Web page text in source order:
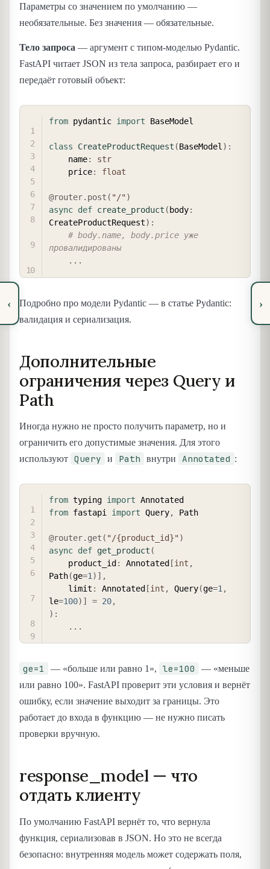
‹
Параметры со значением по умолчанию —
необязательные. Без значения — обязательные.
Тело запроса — аргумент с типом-моделью Pydantic.
FastAPI читает JSON из тела запроса, разбирает его и
передаёт готовый объект:
from pydantic import BaseModel
class CreateProductRequest (BaseModel) :
    name
:
str
    price
: float
@router. post ( "/")
async def create_product ( body:
CreateProductRequest) :
# body.name, body.price уже
провалидированы
. . .
Подробно про модели Pydantic — в статье Pydantic:
валидация и сериализация.
Дополнительные
ограничения через Query и
Path
Иногда нужно не просто получить параметр, но и
ограничить его допустимые значения. Для этого
используют Query и Path внутри Annotated :
from typing import
from fastapi import Query, Path
@router. get ( "/{product_id}")
async def get_product (
    product_id
: Annotated [int ,
Path(ge=1 ) ] ,
    limit
: Annotated [int , Query(ge=1 ,
le=100) ] = 20,
) :
. . .
ge=1 — «больше или равно 1», le=100
— «меньше
или равно 100». FastAPI проверит эти условия и вернёт
ошибку, если значение выходит за границы. Это
работает до входа в функцию — не нужно писать
проверки вручную.
response_model — что
отдать клиенту
По умолчанию FastAPI вернёт то, что вернула
функция, сериализовав в JSON. Но это не всегда
безопасно: внутренняя модель может содержать поля,
›